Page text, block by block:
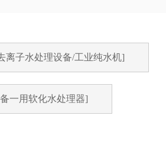
离子水处理设备/工业纯水机]
一用软化水处理器]